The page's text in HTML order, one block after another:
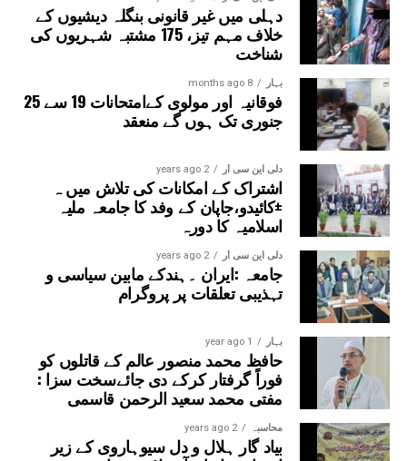
دہلی میں غیر قانونی بنگلہ دیشیوں کے
خلاف مہم تیز، 175 مشتبہ شہریوں کی
شناخت
بہار 8 months ago
فوقانیہ اور مولوی کےامتحانات 19 سے 25
جنوری تک ہوں گے منعقد
دلی این سی آر 2 years ago
اشتراک کے امکانات کی تلاش میں ہ
±کائیدو،جاپان کے وفد کا جامعہ ملیہ
اسلامیہ کا دورہ
دلی این سی آر 2 years ago
جامعہ :ایران ۔ہندکے مابین سیاسی و
تہذیبی تعلقات پر پروگرام
بہار 1 year ago
حافظ محمد منصور عالم کے قاتلوں کو
فوراً گرفتار کرکے دی جائےسخت سزا :
مفتی محمد سعید الرحمن قاسمی
محاسبہ 2 years ago
بیاد گار ہلال و دل سیوہاروی کے زیر